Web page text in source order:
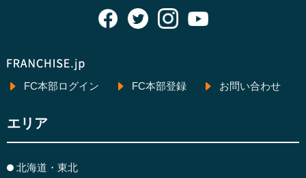
FC本部ログイン FC本部登録 お問い合わせ
エリア
北海道・東北